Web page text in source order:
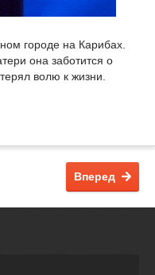
городе на Карибах.
она заботится о
волю к жизни.
Вперед